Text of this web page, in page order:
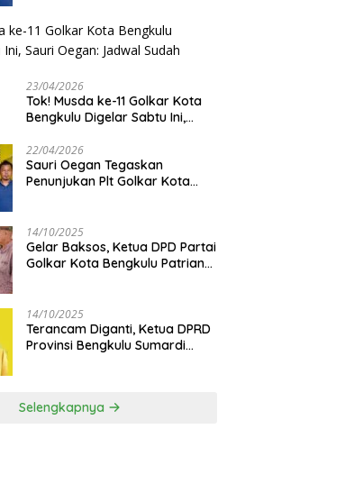
23/04/2026
‎Tok! Musda ke-11 Golkar Kota
Bengkulu Digelar Sabtu Ini,
Disetujui
22/04/2026
Sauri Oegan Tegaskan
Penunjukan Plt Golkar Kota
14/10/2025
‎Gelar Baksos, Ketua DPD Partai
Golkar Kota Bengkulu Patriana
14/10/2025
Terancam Diganti, Ketua DPRD
Provinsi Bengkulu Sumardi
Selengkapnya